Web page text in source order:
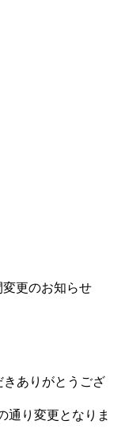
変更のお知らせ
ありがとうござ
通り変更となりま